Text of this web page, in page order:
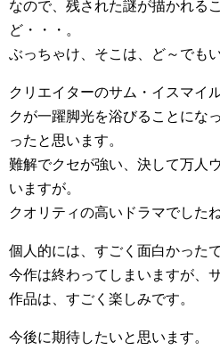
なので、残された謎が描かれる
ど・・・。
ぶっちゃけ、そこは、ど～でも
クリエイターのサム・イスマイ
クが一躍脚光を浴びることにな
ったと思います。
難解でクセが強い、決して万人
いますが。
クオリティの高いドラマでしたね
個人的には、すごく面白かったで
今作は終わってしまいますが、
作品は、すごく楽しみです。
今後に期待したいと思います。